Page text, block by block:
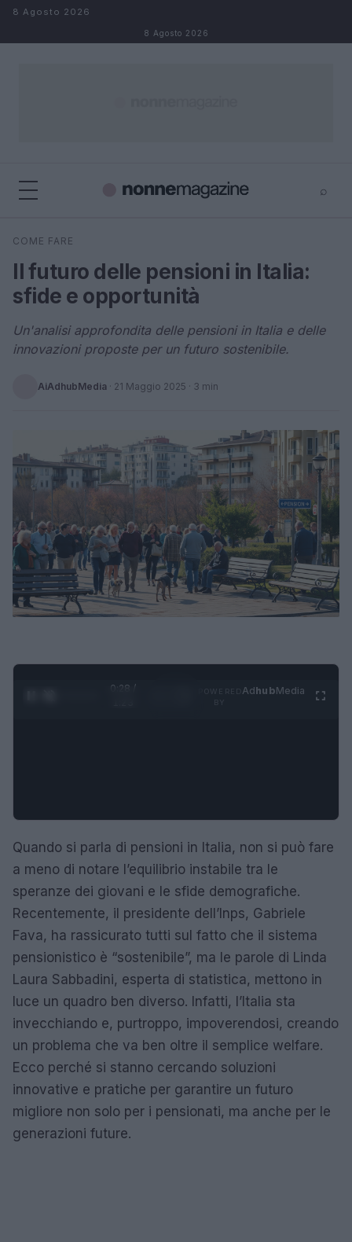
Salta al contenuto
8 Agosto 2026
8 Agosto 2026
⌕
Cerca
COME FARE
Il futuro delle pensioni in Italia:
sfide e opportunità
Un'analisi approfondita delle pensioni in Italia e delle
innovazioni proposte per un futuro sostenibile.
AiAdhubMedia · 21 Maggio 2025 · 3 min
0:29 /
AdhubMedia
Quando si parla di pensioni in Italia, non si può fare
a meno di notare l’equilibrio instabile tra le
speranze dei giovani e le sfide demografiche.
Recentemente, il presidente dell’Inps, Gabriele
Fava, ha rassicurato tutti sul fatto che il sistema
pensionistico è “sostenibile”, ma le parole di Linda
Laura Sabbadini, esperta di statistica, mettono in
luce un quadro ben diverso. Infatti, l’Italia sta
invecchiando e, purtroppo, impoverendosi, creando
un problema che va ben oltre il semplice welfare.
Ecco perché si stanno cercando soluzioni
innovative e pratiche per garantire un futuro
migliore non solo per i pensionati, ma anche per le
generazioni future.